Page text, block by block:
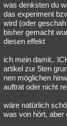
was denksten du
das experiment
wird (oder
bisher gemacht
diesen effekt
ich mein damit..
artikel zur 5ten
nen möglichen
auftrat oder nicht
wäre natürlich
was von hört, aber